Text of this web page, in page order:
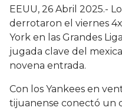
EEUU, 26 Abril 2025.-
derrotaron el viernes
York en las Grandes
jugada clave del
novena entrada.
Con los Yankees en
tijuanense conectó un